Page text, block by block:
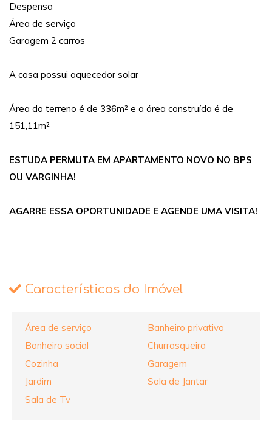
Despensa
Área de serviço
Garagem 2 carros
A casa possui aquecedor solar
Área do terreno é de 336m² e a área construída é de
151,11m²
ESTUDA PERMUTA EM APARTAMENTO NOVO NO BPS
OU VARGINHA!
AGARRE ESSA OPORTUNIDADE E AGENDE UMA VISITA!
Características do Imóvel
Área de serviço
Banheiro privativo
Banheiro social
Churrasqueira
Cozinha
Garagem
Jardim
Sala de Jantar
Sala de Tv